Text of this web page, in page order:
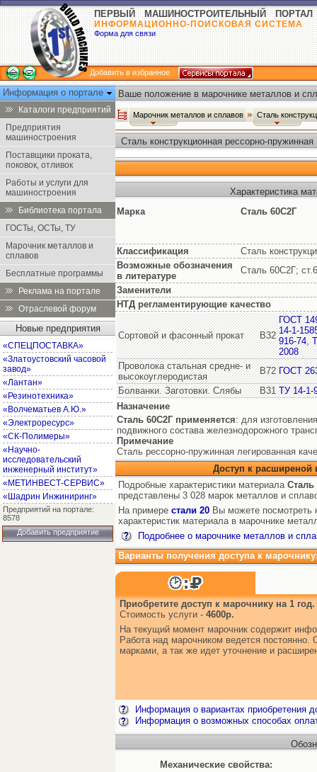
ПЕРВЫЙ МАШИНОСТРОИТЕЛЬНЫЙ ПОРТАЛ
ИНФОРМАЦИОННО-ПОИСКОВАЯ СИСТЕМА
Форма для связи
Добавить в избранное
Информация о портале
Каталоги предприятий
Предприятия
машиностроения
Поставщики проката,
поковок, отливок
Работы и услуги для
машиностроения
Библиотека портала
ГОСТы, ОСТы, ТУ
Марочник металлов и
сплавов
Бесплатные программы
Реклама на портале
Отраслевой форум
Новые предприятия
«СПЕЦПОСТАВКА»
«Златоустовский часовой
завод»
«Лантан»
«Резинотехника»
«Волчематьев А.Ю.»
«Электроресурс»
«СК-Полимеры»
«Научно-
исследовательский
инженерный институт»
«МЕТИНВЕСТ-СЕРВИС»
«Шадрин Инжиниринг»
Предприятий на портале:
8578
Добавить предприятие
Ваше положение в марочнике металлов и
Марочник металлов и сплавов Сталь
Сталь конструкционная рессорно-
Характеристика
Марка
Сталь 60С2Г
Классификация
Сталь
Возможные обозначения
в литературе
Сталь 60С2Г;
Заменители
НТД регламентирующие качество
Сортовой и фасонный прокат В32
ГОСТ
14-1-
916-74,
2008
Проволока стальная средне- и
высокоуглеродистая
В72 ГОСТ
Болванки. Заготовки. Слябы
В31 ТУ 14-1-
Назначение
Сталь 60С2Г применяется: для
подвижного состава железнодорожного
Примечание
Сталь рессорно-пружинная легированная
Доступ к
Подробные характеристики материала Сталь
представлены 3 028 марок металлов и
На примере стали 20 Вы можете посмотреть
характеристик материала в марочнике
Подробнее о марочнике металлов и
Варианты получения доступа к
Приобретите доступ к марочнику на 1 год.
Стоимость услуги - 4600р.
На текущий момент марочник содержит
Работа над марочником ведется постоянно.
марками, а так же идет уточнение и
Информация о вариантах приобретения
Информация о возможных способах
Механические свойства: